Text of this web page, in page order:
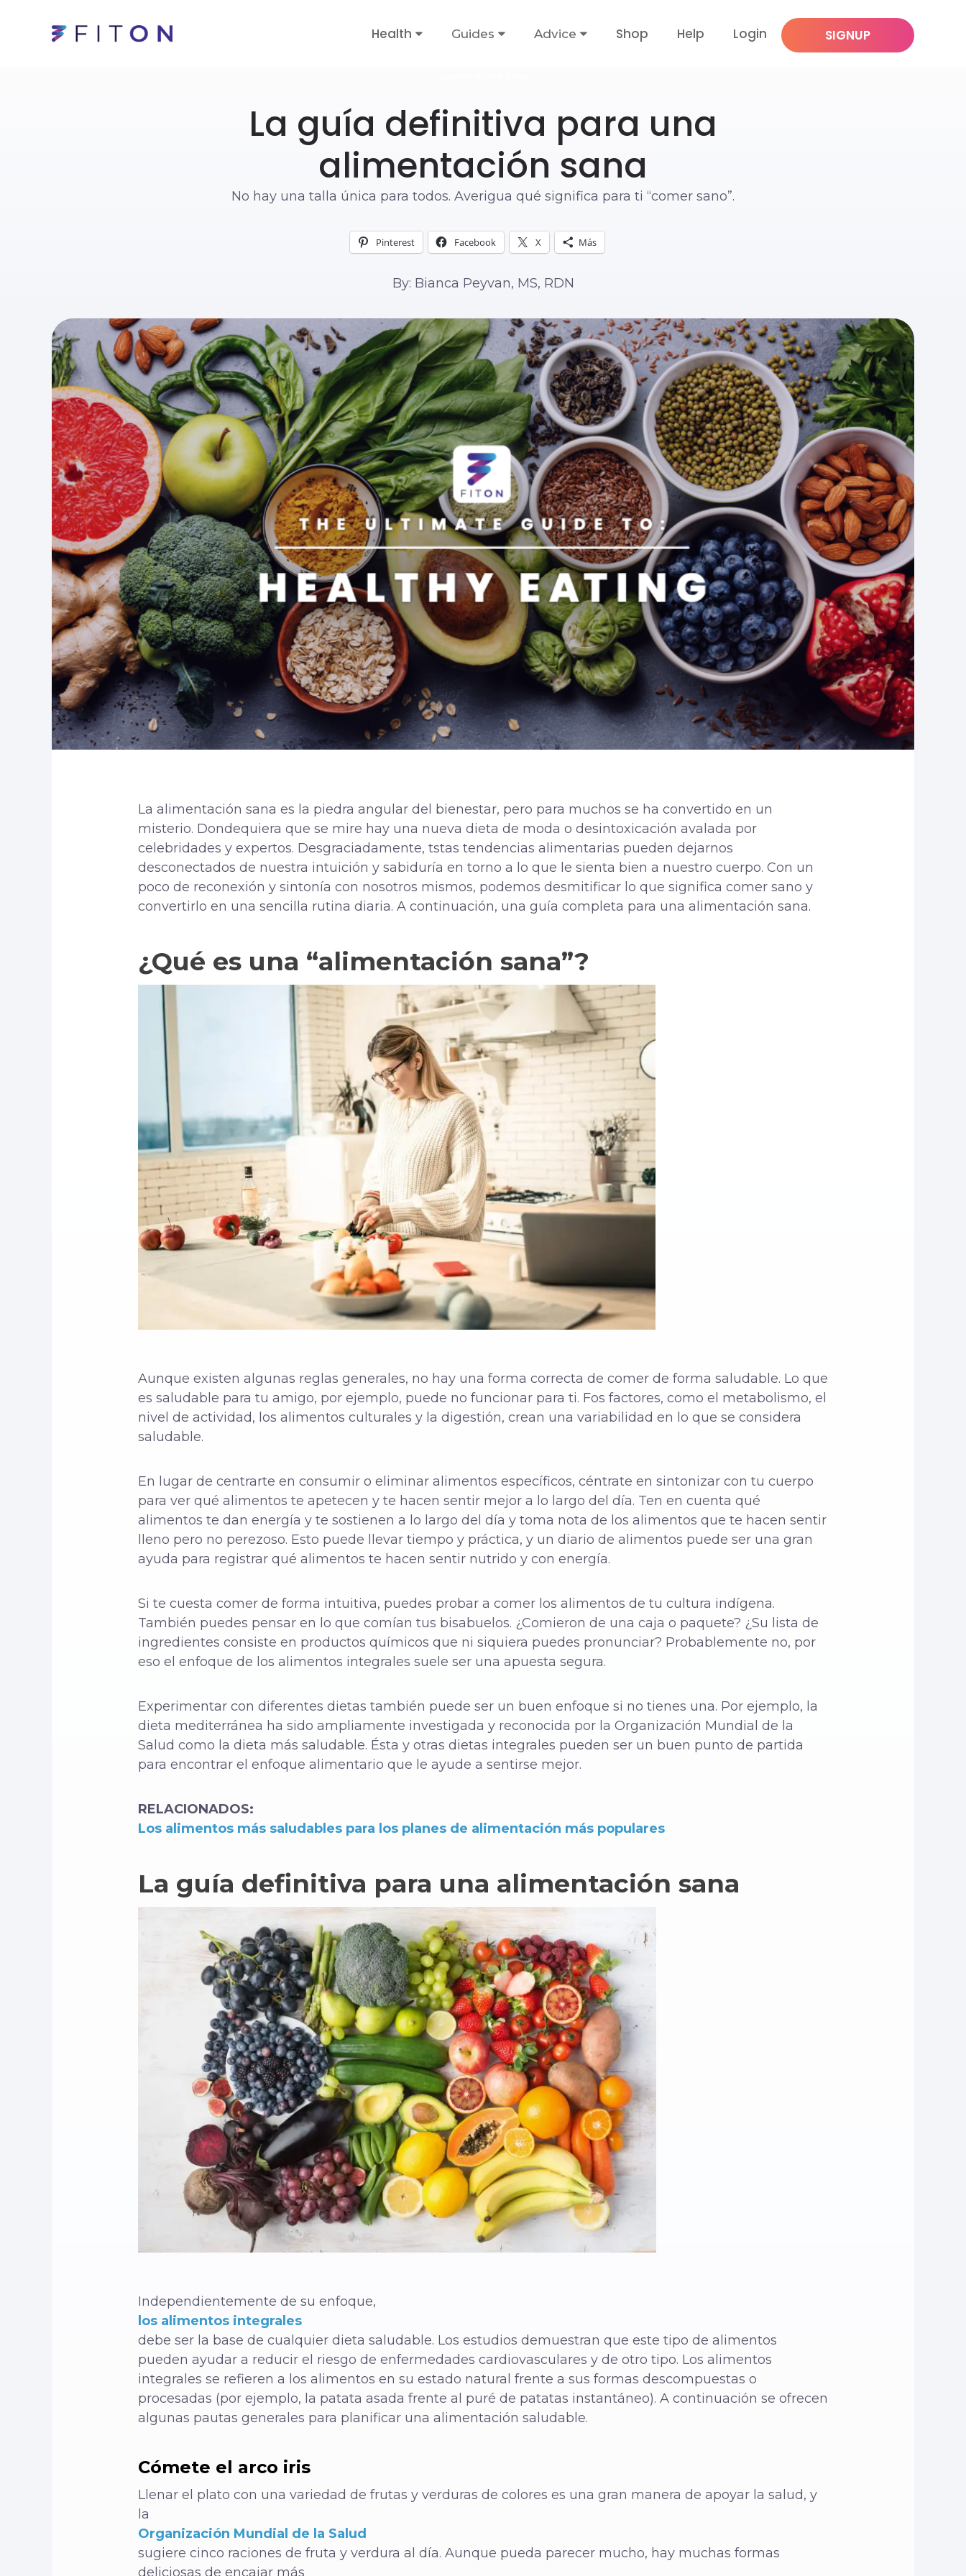
Health Guides Advice Shop Help Login SIGNUP
La guía definitiva para una
alimentación sana
No hay una talla única para todos. Averigua qué significa para ti “comer sano”.
Pinterest Facebook X Más
By: Bianca Peyvan, MS, RDN
La alimentación sana es la piedra angular del bienestar, pero para muchos se ha convertido en un
misterio. Dondequiera que se mire hay una nueva dieta de moda o desintoxicación avalada por
celebridades y expertos. Desgraciadamente, tstas tendencias alimentarias pueden dejarnos
desconectados de nuestra intuición y sabiduría en torno a lo que le sienta bien a nuestro cuerpo. Con un
poco de reconexión y sintonía con nosotros mismos, podemos desmitificar lo que significa comer sano y
convertirlo en una sencilla rutina diaria. A continuación, una guía completa para una alimentación sana.
¿Qué es una “alimentación sana”?
Aunque existen algunas reglas generales, no hay una forma correcta de comer de forma saludable. Lo que
es saludable para tu amigo, por ejemplo, puede no funcionar para ti. Fos factores, como el metabolismo, el
nivel de actividad, los alimentos culturales y la digestión, crean una variabilidad en lo que se considera
saludable.
En lugar de centrarte en consumir o eliminar alimentos específicos, céntrate en sintonizar con tu cuerpo
para ver qué alimentos te apetecen y te hacen sentir mejor a lo largo del día. Ten en cuenta qué
alimentos te dan energía y te sostienen a lo largo del día y toma nota de los alimentos que te hacen sentir
lleno pero no perezoso. Esto puede llevar tiempo y práctica, y un diario de alimentos puede ser una gran
ayuda para registrar qué alimentos te hacen sentir nutrido y con energía.
Si te cuesta comer de forma intuitiva, puedes probar a comer los alimentos de tu cultura indígena.
También puedes pensar en lo que comían tus bisabuelos. ¿Comieron de una caja o paquete? ¿Su lista de
ingredientes consiste en productos químicos que ni siquiera puedes pronunciar? Probablemente no, por
eso el enfoque de los alimentos integrales suele ser una apuesta segura.
Experimentar con diferentes dietas también puede ser un buen enfoque si no tienes una. Por ejemplo, la
dieta mediterránea ha sido ampliamente investigada y reconocida por la Organización Mundial de la
Salud como la dieta más saludable. Ésta y otras dietas integrales pueden ser un buen punto de partida
para encontrar el enfoque alimentario que le ayude a sentirse mejor.
RELACIONADOS:
Los alimentos más saludables para los planes de alimentación más populares
La guía definitiva para una alimentación sana
Independientemente de su enfoque,
los alimentos integrales
debe ser la base de cualquier dieta saludable. Los estudios demuestran que este tipo de alimentos
pueden ayudar a reducir el riesgo de enfermedades cardiovasculares y de otro tipo. Los alimentos
integrales se refieren a los alimentos en su estado natural frente a sus formas descompuestas o
procesadas (por ejemplo, la patata asada frente al puré de patatas instantáneo). A continuación se ofrecen
algunas pautas generales para planificar una alimentación saludable.
Cómete el arco iris
Llenar el plato con una variedad de frutas y verduras de colores es una gran manera de apoyar la salud, y
la
Organización Mundial de la Salud
sugiere cinco raciones de fruta y verdura al día. Aunque pueda parecer mucho, hay muchas formas
deliciosas de encajar más